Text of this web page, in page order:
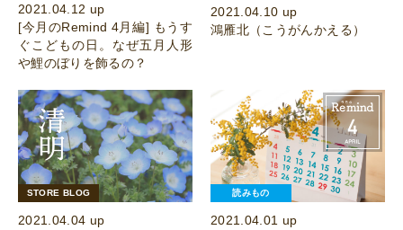
2021.04.12 up
[今月のRemind 4月編] もうす
ぐこどもの日。なぜ五月人形
や鯉のぼりを飾るの？
2021.04.10 up
鴻雁北（こうがんかえる）
STORE BLOG
2021.04.04 up
読みもの
2021.04.01 up